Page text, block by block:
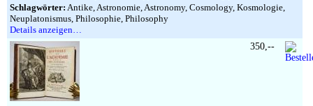
Schlagwörter: Antike, Astronomie, Astronomy, Cosmology, Kosmologie,
Neuplatonismus, Philosophie, Philosophy
Details anzeigen…
350,--